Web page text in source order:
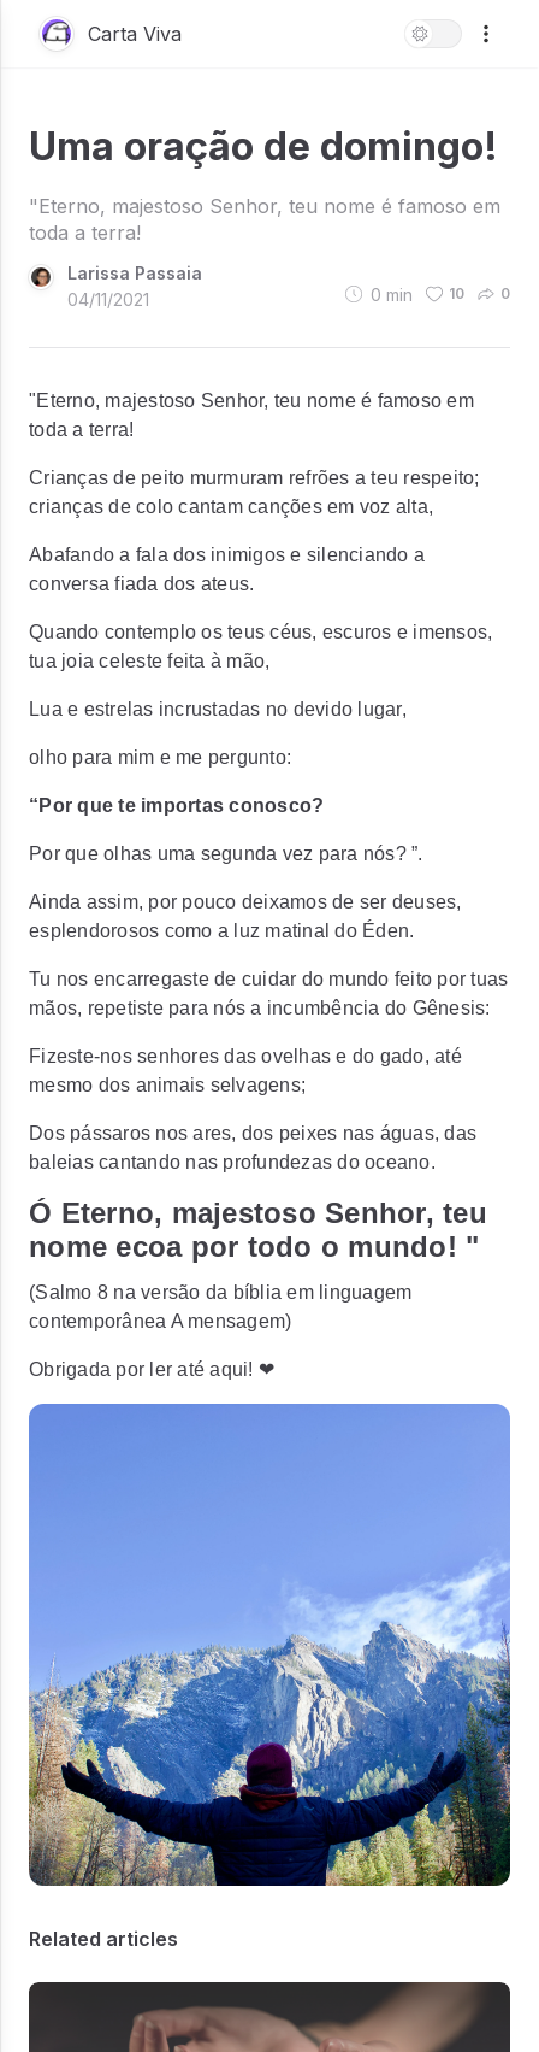
Carta Viva
Uma oração de domingo!
"Eterno, majestoso Senhor, teu nome é famoso em
toda a terra!
Larissa Passaia
04/11/2021
0 min 10 0
"Eterno, majestoso Senhor, teu nome é famoso em
toda a terra!
Crianças de peito murmuram refrões a teu respeito;
crianças de colo cantam canções em voz alta,
Abafando a fala dos inimigos e silenciando a
conversa fiada dos ateus.
Quando contemplo os teus céus, escuros e imensos,
tua joia celeste feita à mão,
Lua e estrelas incrustadas no devido lugar,
olho para mim e me pergunto:
“Por que te importas conosco?
Por que olhas uma segunda vez para nós? ”.
Ainda assim, por pouco deixamos de ser deuses,
esplendorosos como a luz matinal do Éden.
Tu nos encarregaste de cuidar do mundo feito por tuas
mãos, repetiste para nós a incumbência do Gênesis:
Fizeste-nos senhores das ovelhas e do gado, até
mesmo dos animais selvagens;
Dos pássaros nos ares, dos peixes nas águas, das
baleias cantando nas profundezas do oceano.
Ó Eterno, majestoso Senhor, teu
nome ecoa por todo o mundo! "
(Salmo 8 na versão da bíblia em linguagem
contemporânea A mensagem)
Obrigada por ler até aqui! ❤
Related articles